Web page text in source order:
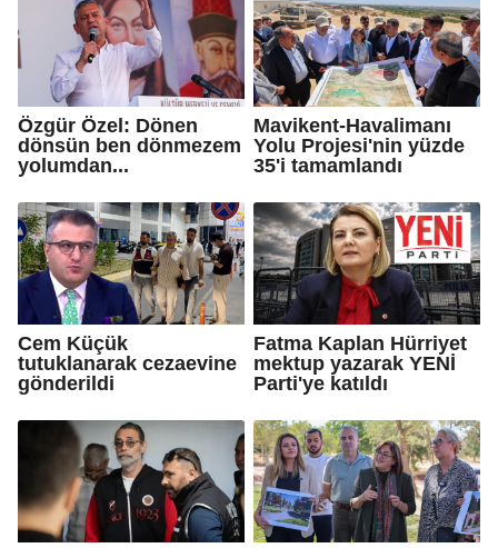
Özgür Özel: Dönen
dönsün ben dönmezem
yolumdan...
Mavikent-Havalimanı
Yolu Projesi'nin yüzde
35'i tamamlandı
Cem Küçük
tutuklanarak cezaevine
gönderildi
Fatma Kaplan Hürriyet
mektup yazarak YENİ
Parti'ye katıldı